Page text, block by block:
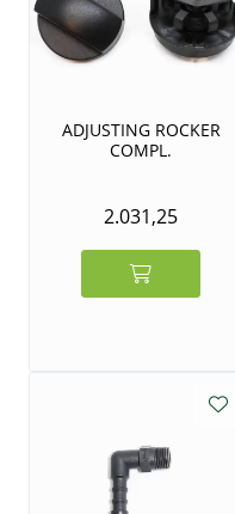
ADJUSTING ROCKER
COMPL.
2.031,25
Kontakt